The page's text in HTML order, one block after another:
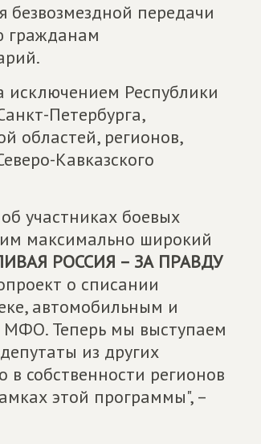
безвозмездной передачи
гражданам
исключением Республики
Петербурга,
областей, регионов,
Кавказского
участниках боевых
максимально широкий
РОССИЯ – ЗА ПРАВДУ
о списании
автомобильным и
МФО. Теперь мы выступаем
из других
собственности регионов
этой программы", –